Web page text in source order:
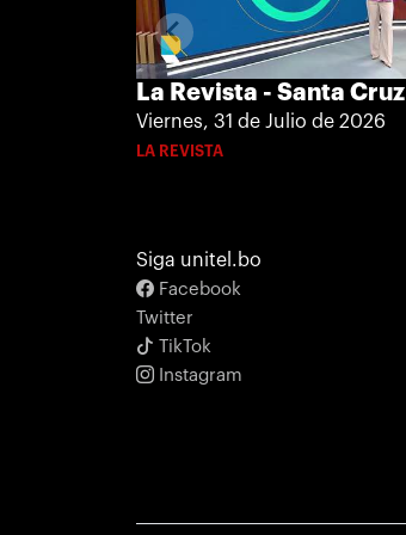
La Revista - Santa Cruz
Viernes, 31 de Julio de 2026
LA REVISTA
Siga unitel.bo
Facebook
Twitter
TikTok
Instagram